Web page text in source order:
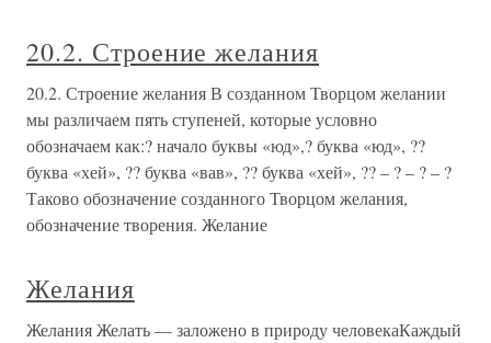
20.2. Строение желания
20.2. Строение желания В созданном Творцом желании
мы различаем пять ступеней, которые условно
обозначаем как:? начало буквы «юд»,? буква «юд», ??
буква «хей», ?? буква «вав», ?? буква «хей», ?? – ? – ? – ?
Таково обозначение созданного Творцом желания,
обозначение творения. Желание
Желания
Желания Желать — заложено в природу человекаКаждый